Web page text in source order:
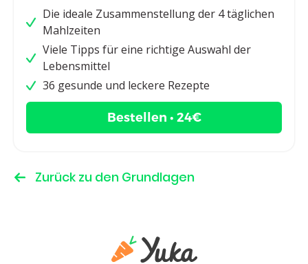
Die ideale Zusammenstellung der 4 täglichen
Mahlzeiten
Viele Tipps für eine richtige Auswahl der
Lebensmittel
36 gesunde und leckere Rezepte
Bestellen • 24€
Zurück zu den Grundlagen